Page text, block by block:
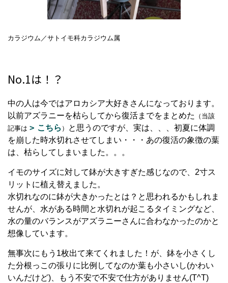
カラジウム／サトイモ科カラジウム属
No.1は！？
中の人は今ではアロカシア大好きさんになっております。
以前アズラニーを枯らしてから復活までをまとめた
（当該
記事は
こちら ）
と思うのですが、実は、、、初夏に体調
を崩した時水切れさせてしまい・・・あの復活の象徴の葉
は、枯らしてしまいました。。。
イモのサイズに対して鉢が大きすぎた感じなので、2寸ス
リットに植え替えました。
水切れなのに鉢が大きかったとは？と思われるかもしれま
せんが、水がある時間と水切れが起こるタイミングなど、
水の量のバランスがアズラニーさんに合わなかったのかと
想像しています。
無事次にもう1枚出て来てくれました！が、鉢を小さくし
た分根っこの張りに比例してなのか葉も小さいし(かわい
いんだけど)、もう不安で不安で仕方がありません(T^T)